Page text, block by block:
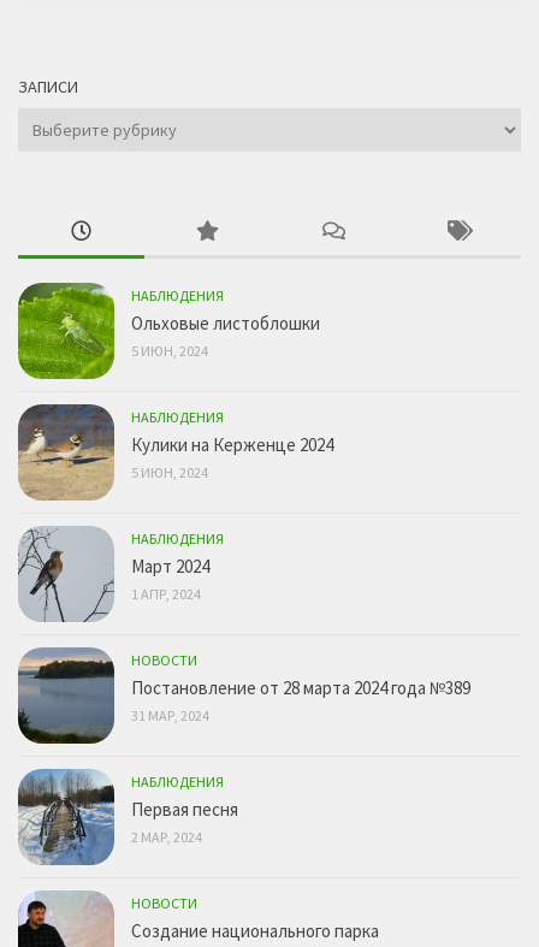
ЗАПИСИ
Записи
НАБЛЮДЕНИЯ
Ольховые листоблошки
5 ИЮН, 2024
НАБЛЮДЕНИЯ
Кулики на Керженце 2024
5 ИЮН, 2024
НАБЛЮДЕНИЯ
Март 2024
1 АПР, 2024
НОВОСТИ
Постановление от 28 марта 2024 года №389
31 МАР, 2024
НАБЛЮДЕНИЯ
Первая песня
2 МАР, 2024
НОВОСТИ
Создание национального парка